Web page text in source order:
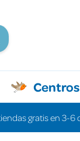
gratis en 3-6